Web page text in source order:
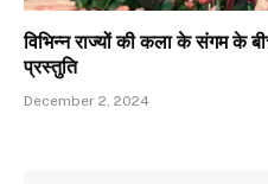
विभिन्न राज्यों की कला के संगम के
प्रस्तुति
December 2, 2024